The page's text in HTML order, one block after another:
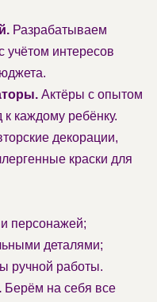
Разрабатываем
учётом интересов
Актёры с опытом
каждому ребёнку.
декорации,
краски для
персонажей;
деталями;
ручной работы.
Берём на себя все